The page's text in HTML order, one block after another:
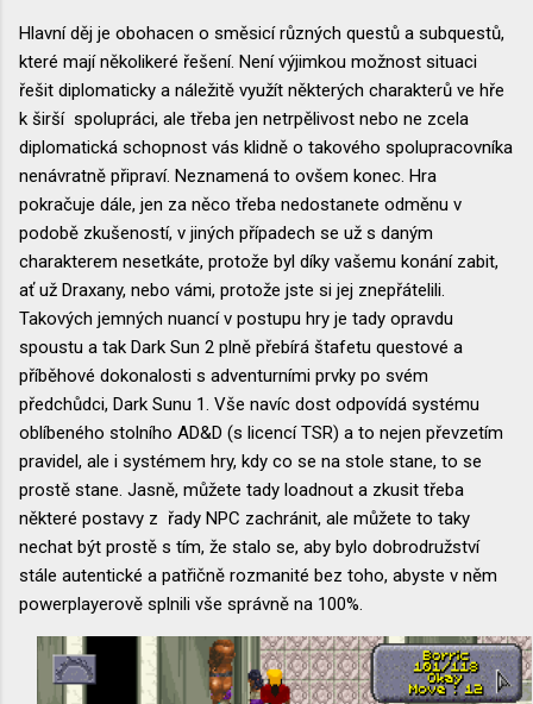
Hlavní děj je obohacen o směsicí různých questů a subquestů,
které mají několikeré řešení. Není výjimkou možnost situaci
řešit diplomaticky a náležitě využít některých charakterů ve hře
k širší spolupráci, ale třeba jen netrpělivost nebo ne zcela
diplomatická schopnost vás klidně o takového spolupracovníka
nenávratně připraví. Neznamená to ovšem konec. Hra
pokračuje dále, jen za něco třeba nedostanete odměnu v
podobě zkušeností, v jiných případech se už s daným
charakterem nesetkáte, protože byl díky vašemu konání zabit,
ať už Draxany, nebo vámi, protože jste si jej znepřátelili.
Takových jemných nuancí v postupu hry je tady opravdu
spoustu a tak Dark Sun 2 plně přebírá štafetu questové a
příběhové dokonalosti s adventurními prvky po svém
předchůdci, Dark Sunu 1. Vše navíc dost odpovídá systému
oblíbeného stolního AD&D (s licencí TSR) a to nejen převzetím
pravidel, ale i systémem hry, kdy co se na stole stane, to se
prostě stane. Jasně, můžete tady loadnout a zkusit třeba
některé postavy z řady NPC zachránit, ale můžete to taky
nechat být prostě s tím, že stalo se, aby bylo dobrodružství
stále autentické a patřičně rozmanité bez toho, abyste v něm
powerplayerově splnili vše správně na 100%.